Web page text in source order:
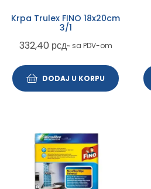
Krpa Trulex FINO 18x20cm
3/1
332,40 рсд~ sa PDV-om
DODAJ U KORPU